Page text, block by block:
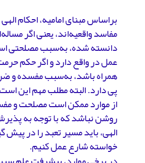
براساس مبنای امامیه، احکام
مفاسد واقعیه‌اند، یعنی اگر
دانسته شده، به‌سبب مصلحتی
عمل در واقع دارد و اگر حکم
همراه باشد، به‌سبب مفسده و
پی‌ دارد. البته مطلب مهم این
از موارد ممکن است مصلحت و
روشن نباشد که با توجه به
الهی، باید مسیر تعبد را در پیش
خواسته شارع عمل کنیم.